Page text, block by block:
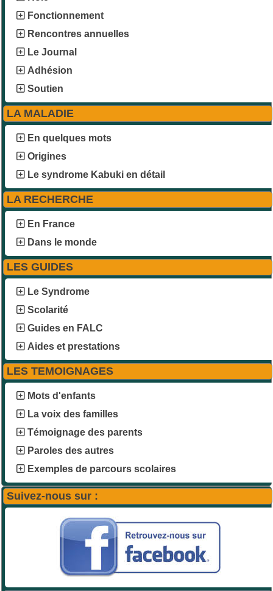
Fonctionnement
Rencontres annuelles
Le Journal
Adhésion
Soutien
LA MALADIE
En quelques mots
Origines
Le syndrome Kabuki en détail
LA RECHERCHE
En France
Dans le monde
LES GUIDES
Le Syndrome
Scolarité
Guides en FALC
Aides et prestations
LES TEMOIGNAGES
Mots d'enfants
La voix des familles
Témoignage des parents
Paroles des autres
Exemples de parcours scolaires
Suivez-nous sur :